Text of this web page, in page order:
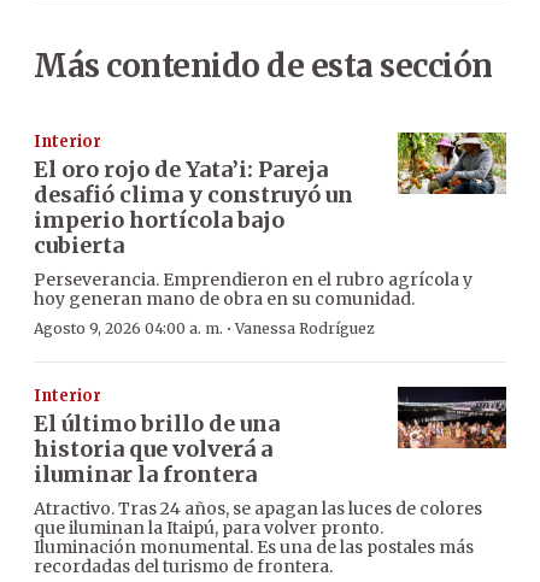
Más contenido de esta sección
Interior
El oro rojo de Yata’i: Pareja
desafió clima y construyó un
imperio hortícola bajo
cubierta
Perseverancia. Emprendieron en el rubro agrícola y
hoy generan mano de obra en su comunidad.
Agosto 9, 2026 04:00 a. m. ·Vanessa Rodríguez
Interior
El último brillo de una
historia que volverá a
iluminar la frontera
Atractivo. Tras 24 años, se apagan las luces de colores
que iluminan la Itaipú, para volver pronto.
Iluminación monumental. Es una de las postales más
recordadas del turismo de frontera.